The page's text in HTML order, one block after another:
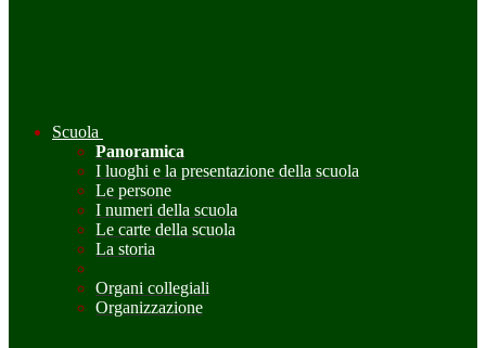
Scuola
Panoramica
I luoghi e la presentazione della scuola
Le persone
I numeri della scuola
Le carte della scuola
La storia
Organi collegiali
Organizzazione